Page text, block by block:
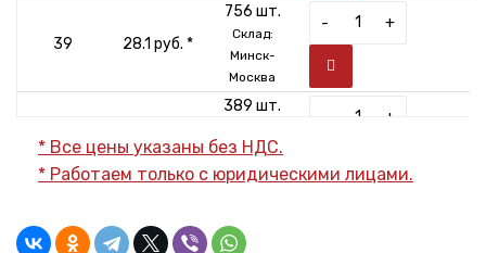
39 28.1 руб. *
756 шт.
Склад:
Минск-
Москва
- +
40
389 шт.
Минск-
Москва
+
41 28.1 руб. *
Минск-
* Все цены указаны без НДС.
* Работаем только с юридическими лицами.